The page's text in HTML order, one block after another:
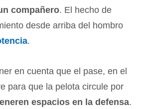
compañero. El hecho de
desde arriba del hombro
.
en cuenta que el pase, en el
para que la pelota circule por
espacios en la defensa.